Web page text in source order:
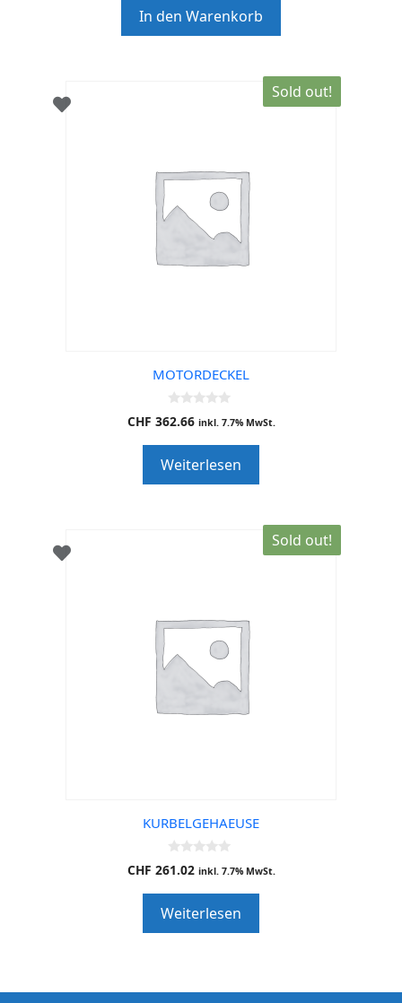
o
f
5
In den Warenkorb
Sold out!
MOTORDECKEL
0
o
o
f
5
CHF 362.66 inkl. 7.7% MwSt.
Weiterlesen
Sold out!
KURBELGEHAEUSE
0
o
o
f
5
CHF 261.02 inkl. 7.7% MwSt.
Weiterlesen